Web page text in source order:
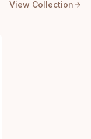
View Collection